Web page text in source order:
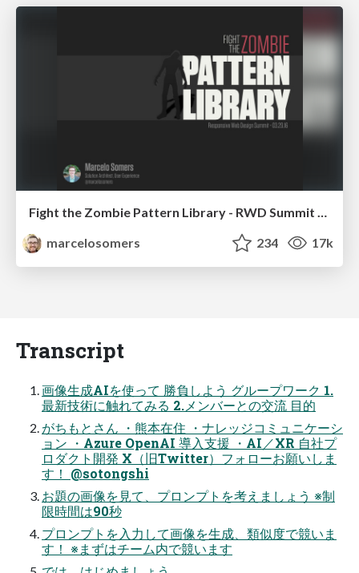
marcelosomers
234 17k
Transcript
画像生成AIを使って 勝負しよう グループワーク 1.
最新技術に触れてみる 2.メンバーとの交流 目的
がちもとさん ・熊本在住 ・ナレッジコミュニケーシ
ョン ・Azure OpenAI 導入支援 ・AI／XR 自社プ
ロダクト開発 X（旧Twitter）フォローお願いしま
す！ @sotongshi
お題の画像を見て、プロンプトを考えましょう ※制
限時間は90秒
プロンプトを入力して画像を生成、類似度で競いま
す！ ※まずはチーム内で競います